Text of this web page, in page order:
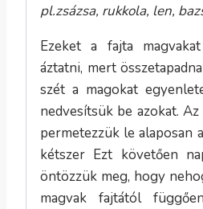
pl.zsázsa, rukkola, len,
Ezeket a fajta
áztatni, mert
szét a magokat
nedvesítsük be azokat.
permetezzük le alaposan
kétszer Ezt követően
öntözzük meg, hogy
magvak fajtától